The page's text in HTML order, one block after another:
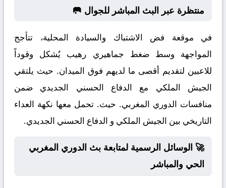
منتظرة عبر البث المباشر للجوال 🥅
في موقعة فض الاشتباك والسيادة المحلية، تتأجج
المواجهة وسط ضغط جماهيري رهيب يُشكل وقوداً
للاعبين لتقديم أقصى ما لديهم فوق الميدان. حيث يلتقي
الجيش الملكي مع الدفاع الحسني الجديدي ضمن
منافسات الدوري المغربي. حيث. تحمل معها نكهة العداء
التاريخي بين الجيش الملكي و الدفاع الحسني الجديدي.
🚀 الوسائل الرسمية لمتابعة بث الدوري المغربي
الحي والمباشر